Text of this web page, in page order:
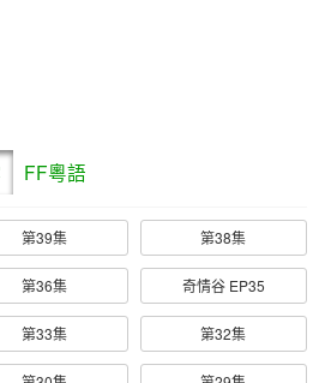
FF粵語
第39集 第38集
第36集 奇情谷 EP35
第33集 第32集